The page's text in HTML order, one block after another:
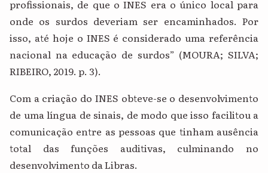
profissionais, de que o INES era o único local para
onde os surdos deveriam ser encaminhados. Por
isso, até hoje o INES é considerado uma referência
nacional na educação de surdos” (MOURA; SILVA;
RIBEIRO, 2019. p. 3).
Com a criação do INES obteve-se o desenvolvimento
de uma língua de sinais, de modo que isso facilitou a
comunicação entre as pessoas que tinham ausência
total das funções auditivas, culminando no
desenvolvimento da Libras.